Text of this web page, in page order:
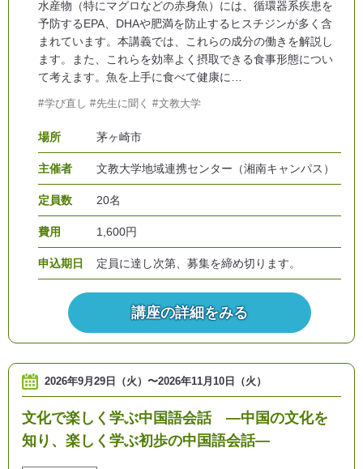
水産物（特にマグロなどの赤身魚）には、循環器系疾患を
予防するEPA、DHAや肥満を防止するヒスチジンが多く含
まれています。本講義では、これらの成分の働きを解説し
ます。また、これらを効率よく摂取できる食事形態につい
て考えます。魚を上手に食べて健康に…
学び直し 先生に聞く 文教大学
場所 茅ヶ崎市
主催者 文教大学地域連携センター（湘南キャンパス）
定員数 20名
費用 1,600円
申込期日 定員に達し次第、募集を締め切ります。
講座の詳細をみる
2026年9月29日（火） 〜2026年11月10日（火）
文化で楽しく学ぶ中国語会話 ―中国の文化を
知り、楽しく学ぶ初歩の中国語会話―